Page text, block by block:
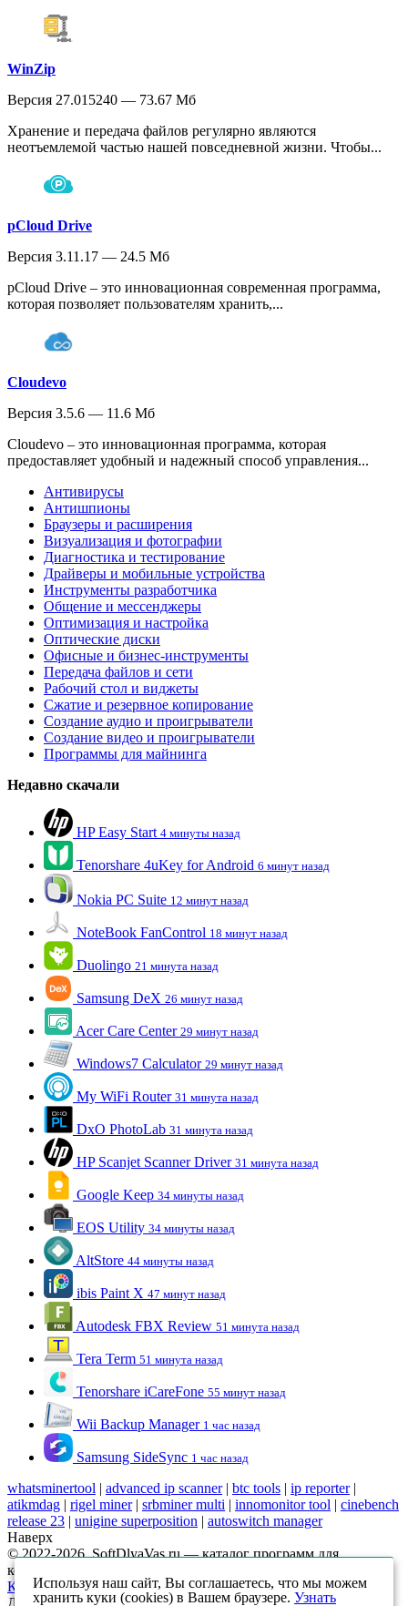
WinZip
Версия 27.015240 — 73.67 Мб
Хранение и передача файлов регулярно являются
неотъемлемой частью нашей повседневной жизни. Чтобы...
pCloud Drive
Версия 3.11.17 — 24.5 Мб
pCloud Drive – это инновационная современная программа,
которая позволяет пользователям хранить,...
Cloudevo
Версия 3.5.6 — 11.6 Мб
Cloudevo – это инновационная программа, которая
предоставляет удобный и надежный способ управления...
Антивирусы
Антишпионы
Браузеры и расширения
Визуализация и фотографии
Диагностика и тестирование
Драйверы и мобильные устройства
Инструменты разработчика
Общение и мессенджеры
Оптимизация и настройка
Оптические диски
Офисные и бизнес-инструменты
Передача файлов и сети
Рабочий стол и виджеты
Сжатие и резервное копирование
Создание аудио и проигрыватели
Создание видео и проигрыватели
Программы для майнинга
Недавно скачали
HP Easy Start 4 минуты назад
Tenorshare 4uKey for Android 6 минут назад
Nokia PC Suite 12 минут назад
NoteBook FanControl 18 минут назад
Duolingo 21 минута назад
Samsung DeX 26 минут назад
Acer Care Center 29 минут назад
Windows7 Calculator 29 минут назад
My WiFi Router 31 минута назад
DxO PhotoLab 31 минута назад
HP Scanjet Scanner Driver 31 минута назад
Google Keep 34 минуты назад
EOS Utility 34 минуты назад
AltStore 44 минуты назад
ibis Paint X 47 минут назад
Autodesk FBX Review 51 минута назад
Tera Term 51 минута назад
Tenorshare iCareFone 55 минут назад
Wii Backup Manager 1 час назад
Samsung SideSync 1 час назад
whatsminertool | advanced ip scanner| btc tools | ip reporter|
atikmdag | rigel miner| srbminer multi | innomonitor tool | cinebench
release 23 | unigine superposition | autoswitch manager
Наверх
© 2022-2026, SoftDlyaVas.ru — каталог программ для
компьютера.
Карта сайта
Используя наш сайт, Вы соглашаетесь, что мы можем
хранить куки (cookies) в Вашем браузере. Узнать